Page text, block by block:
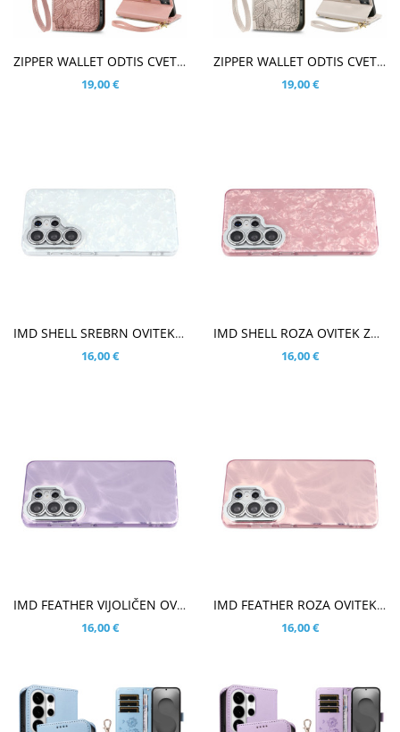
ZIPPER WALLET ODTIS CVETOV ROSE GOLD ETUI ZA SAMSUNG GALAXY S26 ULTRA
19,00 €
ZIPPER WALLET ODTIS CVETOV BEŽ ETUI ZA SAMSUNG GALAXY S26 ULTRA
19,00 €
IMD SHELL SREBRN OVITEK ZA SAMSUNG GALAXY S26 ULTRA
16,00 €
IMD SHELL ROZA OVITEK ZA SAMSUNG GALAXY S26 ULTRA
16,00 €
IMD FEATHER VIJOLIČEN OVITEK ZA SAMSUNG GALAXY S26 ULTRA
16,00 €
IMD FEATHER ROZA OVITEK ZA SAMSUNG GALAXY S26 ULTRA
16,00 €